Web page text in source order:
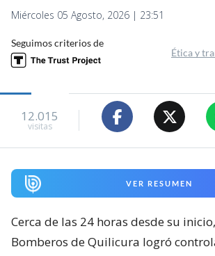
Miércoles 05 Agosto, 2026 | 23:51
Seguimos criterios de
Ética y
12.015
visitas
VER RESUMEN
Cerca de las 24 horas desde su
Bomberos de Quilicura logró